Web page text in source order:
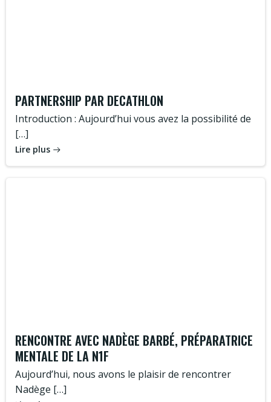
PARTNERSHIP PAR DECATHLON
Introduction : Aujourd’hui vous avez la possibilité de
[…]
Lire plus
RENCONTRE AVEC NADÈGE BARBÉ, PRÉPARATRICE
MENTALE DE LA N1F
Aujourd’hui, nous avons le plaisir de rencontrer
Nadège […]